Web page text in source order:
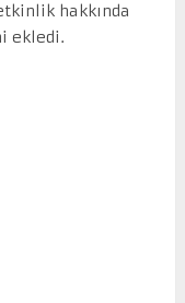
hakkında
ekledi.